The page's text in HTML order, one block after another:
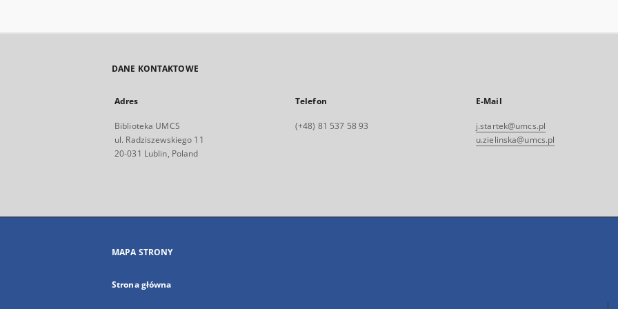
DANE KONTAKTOWE
Adres
Biblioteka UMCS
ul. Radziszewskiego 11
20-031 Lublin, Poland
Telefon
(+48) 81 537 58 93
E-Mail
j.startek@umcs.pl
u.zielinska@umcs.pl
MAPA STRONY
Strona główna